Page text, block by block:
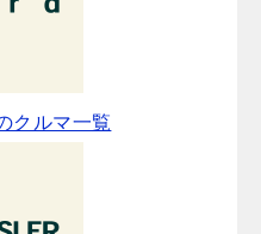
クルマ一覧